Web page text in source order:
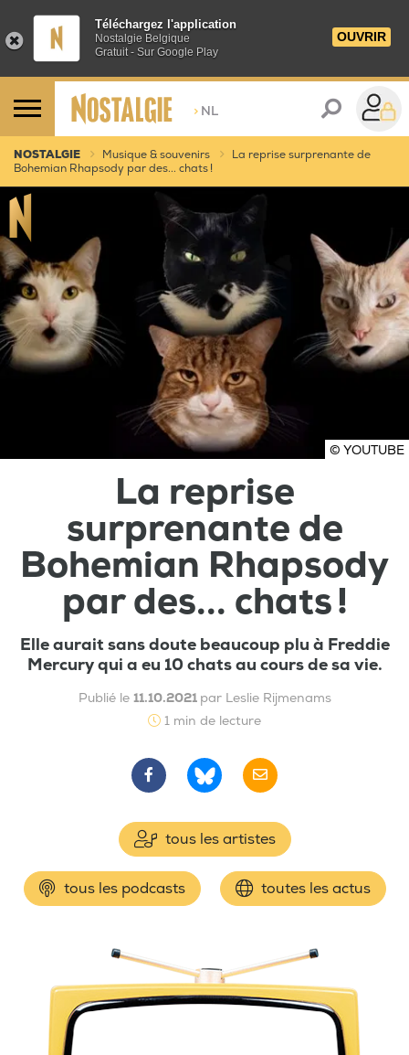
Téléchargez l'application
Nostalgie Belgique
Gratuit - Sur Google Play
OUVRIR
> NL
NOSTALGIE Musique & souvenirs
La reprise surprenante de
Bohemian Rhapsody par des... chats !
© YOUTUBE
La reprise
surprenante de
Bohemian Rhapsody
par des... chats !
Elle aurait sans doute beaucoup plu à Freddie
Mercury qui a eu 10 chats au cours de sa vie.
Publié le 11.10.2021 par Leslie Rijmenams
1 min de lecture
tous les artistes
tous les podcasts toutes les actus